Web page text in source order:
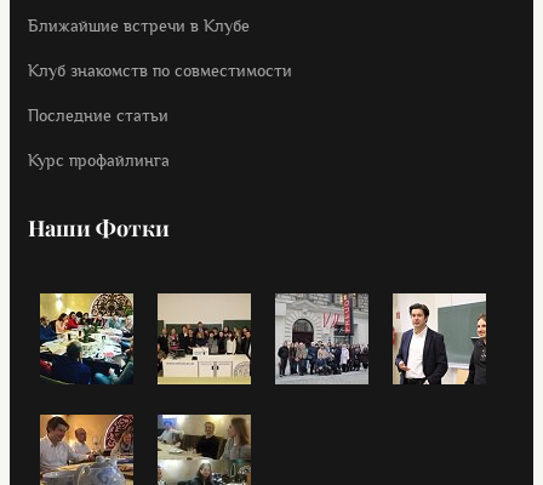
Ближайшие встречи в Клубе
Клуб знакомств по совместимости
Последние статьи
Курс профайлинга
Наши Фотки